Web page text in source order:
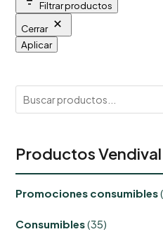
Filtrar productos
Cerrar
Aplicar
Productos Vendival
Promociones consumibles
Consumibles 3535
productos